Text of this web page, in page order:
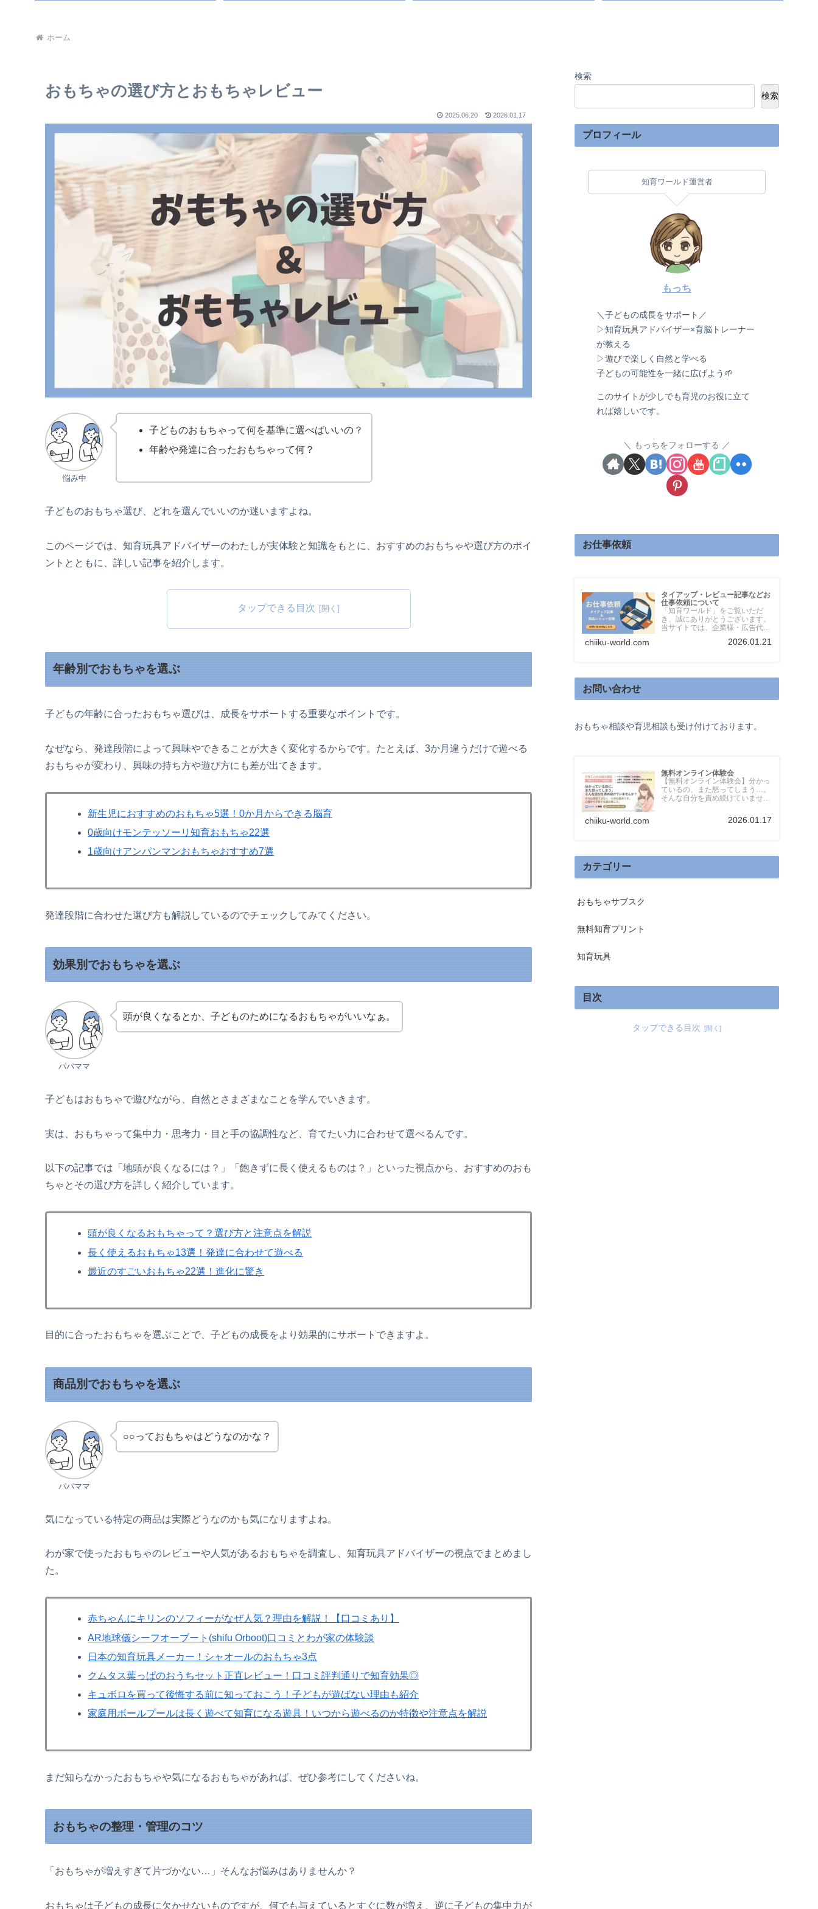
ホーム
おもちゃの選び方とおもちゃレビュー
2025.06.20 2026.01.17
悩み中
子どものおもちゃって何を基準に選べばいいの？
年齢や発達に合ったおもちゃって何？
子どものおもちゃ選び、どれを選んでいいのか迷いますよね。
このページでは、知育玩具アドバイザーのわたしが実体験と知識をもとに、おすすめのおもちゃや選び方のポイ
ントとともに、詳しい記事を紹介します。
タップできる目次
年齢別でおもちゃを選ぶ
子どもの年齢に合ったおもちゃ選びは、成長をサポートする重要なポイントです。
なぜなら、発達段階によって興味やできることが大きく変化するからです。たとえば、3か月違うだけで遊べる
おもちゃが変わり、興味の持ち方や遊び方にも差が出てきます。
新生児におすすめのおもちゃ5選！0か月からできる脳育
0歳向けモンテッソーリ知育おもちゃ22選
1歳向けアンパンマンおもちゃおすすめ7選
発達段階に合わせた選び方も解説しているのでチェックしてみてください。
効果別でおもちゃを選ぶ
パパママ
頭が良くなるとか、子どものためになるおもちゃがいいなぁ。
子どもはおもちゃで遊びながら、自然とさまざまなことを学んでいきます。
実は、おもちゃって集中力・思考力・目と手の協調性など、育てたい力に合わせて選べるんです。
以下の記事では「地頭が良くなるには？」「飽きずに長く使えるものは？」といった視点から、おすすめのおも
ちゃとその選び方を詳しく紹介しています。
頭が良くなるおもちゃって？選び方と注意点を解説
長く使えるおもちゃ13選！発達に合わせて遊べる
最近のすごいおもちゃ22選！進化に驚き
目的に合ったおもちゃを選ぶことで、子どもの成長をより効果的にサポートできますよ。
商品別でおもちゃを選ぶ
パパママ
○○っておもちゃはどうなのかな？
気になっている特定の商品は実際どうなのかも気になりますよね。
わが家で使ったおもちゃのレビューや人気があるおもちゃを調査し、知育玩具アドバイザーの視点でまとめまし
た。
赤ちゃんにキリンのソフィーがなぜ人気？理由を解説！【口コミあり】
AR地球儀シーフオーブート(shifu Orboot)口コミとわが家の体験談
日本の知育玩具メーカー！シャオールのおもちゃ3点
クムタス葉っぱのおうちセット正直レビュー！口コミ評判通りで知育効果◎
キュボロを買って後悔する前に知っておこう！子どもが遊ばない理由も紹介
家庭用ボールプールは長く遊べて知育になる遊具！いつから遊べるのか特徴や注意点を解説
まだ知らなかったおもちゃや気になるおもちゃがあれば、ぜひ参考にしてくださいね。
おもちゃの整理・管理のコツ
「おもちゃが増えすぎて片づかない…」そんなお悩みはありませんか？
おもちゃは子どもの成長に欠かせないものですが、何でも与えているとすぐに数が増え、逆に子どもの集中力が
検索
検索
プロフィール
知育ワールド運営者
もっち
＼子どもの成長をサポート／
▷知育玩具アドバイザー×育脳トレーナー
が教える
▷遊びで楽しく自然と学べる
子どもの可能性を一緒に広げよう🌱
このサイトが少しでも育児のお役に立て
れば嬉しいです。
もっちをフォローする
お仕事依頼
タイアップ・レビュー記事などお
仕事依頼について
「知育ワールド」をご覧いただ
き、誠にありがとうございます。
当サイトでは、企業様・広告代理
chiiku-world.com 2026.01.21
お問い合わせ
おもちゃ相談や育児相談も受け付けております。
無料オンライン体験会
【無料オンライン体験会】分かっ
ているの、また怒ってしまう…。
そんな自分を責め続けていません
chiiku-world.com 2026.01.17
カテゴリー
おもちゃサブスク
無料知育プリント
知育玩具
目次
タップできる目次